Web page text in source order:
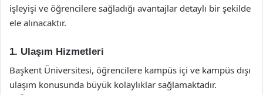
işleyişi ve öğrencilere sağladığı avantajlar detaylı bir şekilde
ele alınacaktır.
1. Ulaşım Hizmetleri
Başkent Üniversitesi, öğrencilere kampüs içi ve kampüs dışı
ulaşım konusunda büyük kolaylıklar sağlamaktadır.